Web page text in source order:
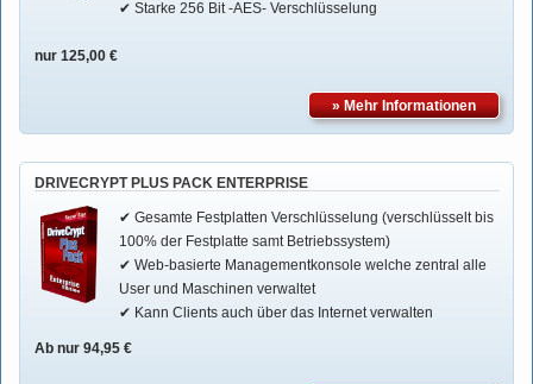
✔ Starke 256 Bit -AES- Verschlüsselung
nur 125,00 €
» Mehr Informationen
DRIVECRYPT PLUS PACK ENTERPRISE
✔ Gesamte Festplatten Verschlüsselung (verschlüsselt bis
100% der Festplatte samt Betriebssystem)
✔ Web-basierte Managementkonsole welche zentral alle
User und Maschinen verwaltet
✔ Kann Clients auch über das Internet verwalten
Ab nur 94,95 €